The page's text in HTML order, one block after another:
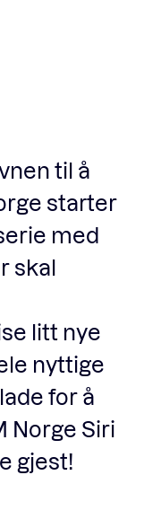
til å
starter
med
skal
litt nye
nyttige
for å
Norge Siri
gjest!